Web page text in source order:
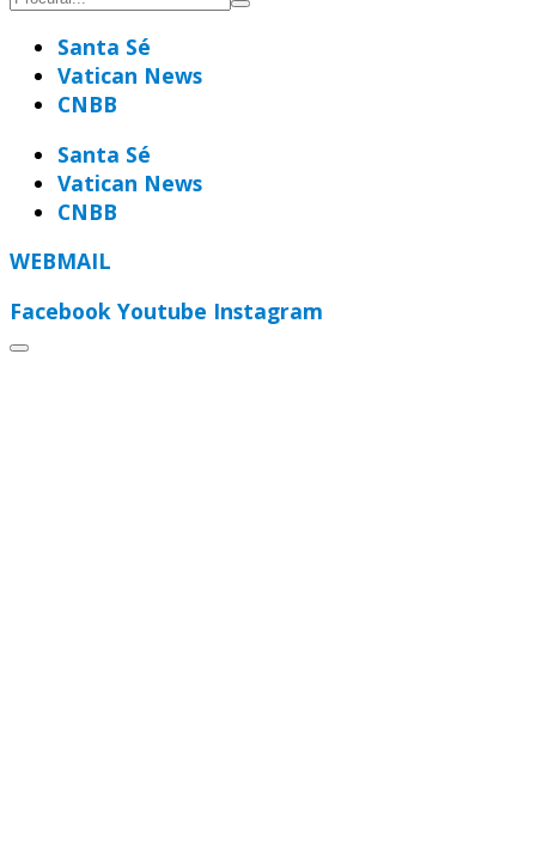
Santa Sé
Vatican News
CNBB
Santa Sé
Vatican News
CNBB
WEBMAIL
Facebook Youtube Instagram